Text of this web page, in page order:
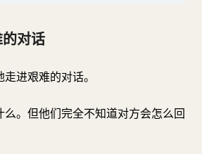
对话
进艰难的对话。
。但他们完全不知道对方会怎么回